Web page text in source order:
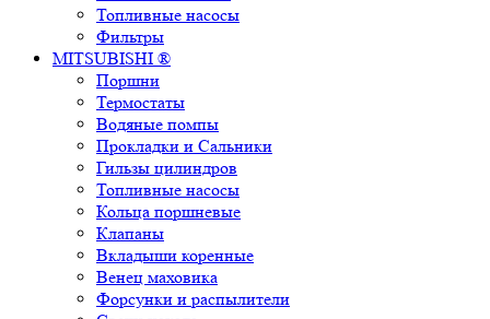
Топливные насосы
Фильтры
MITSUBISHI ®
Поршни
Термостаты
Водяные помпы
Прокладки и Сальники
Гильзы цилиндров
Топливные насосы
Кольца поршневые
Клапаны
Вкладыши коренные
Венец маховика
Форсунки и распылители